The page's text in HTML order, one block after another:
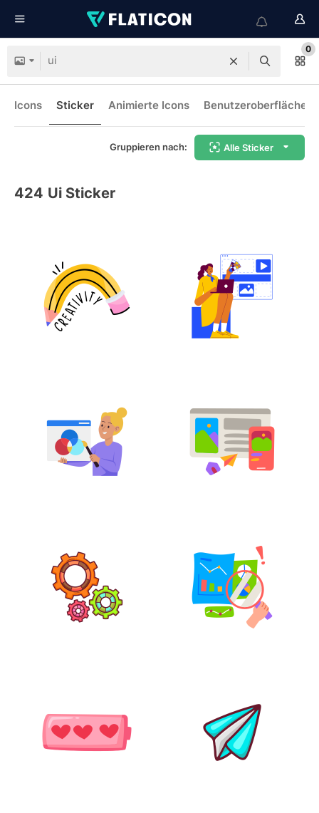
0
Icons Sticker Animierte Icons
Gruppieren nach: Alle Sticker
424 Ui Sticker